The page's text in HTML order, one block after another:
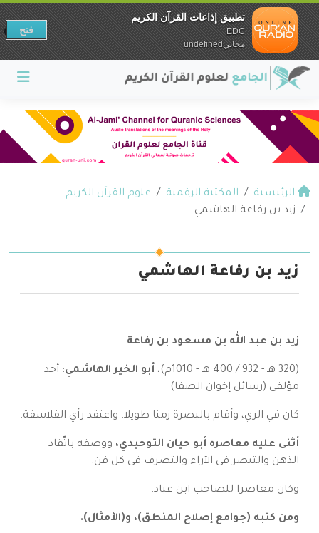
الرئيسية المكتبة الرقمية
علوم القرآن الكريم
زيد بن رفاعة الهاشمي
زيد بن رفاعة الهاشمي
زيد بن عبد الله بن مسعود بن رفاعة
(320 هـ - 932 / 400 هـ - 1010م)، أبو الخير الهاشمي: أحد
مؤلفي (رسائل إخوان الصفا)
كان في الري، وأقام بالبصرة زمنا طويلا. واعتقد رأي الفلاسفة.
أثنى عليه معاصره أبو حيان التوحيدي، ووصفه باتّقاد
الذهن والتبصر في الآراء والتصرف في كل فن.
وكان معاصرا للصاحب ابن عباد.
ومن كتبه (جوامع إصلاح المنطق)، و(الأمثال).
تطبيق إذاعات القرآن الكريم
EDC
مجانيundefined
فتح